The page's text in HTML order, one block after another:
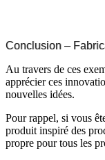
Conclusion –
Au travers de ces
apprécier ces
nouvelles idées.
Pour rappel, si vous
produit inspiré des
propre pour tous les